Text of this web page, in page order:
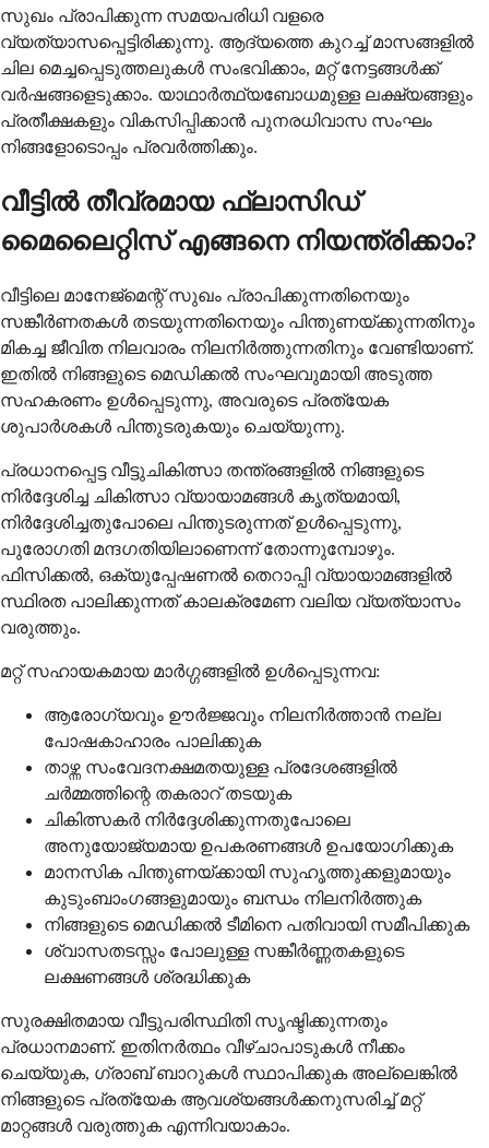
സുഖം പ്രാപിക്കുന്ന സമയപരിധി വളരെ
വ്യത്യാസപ്പെട്ടിരിക്കുന്നു. ആദ്യത്തെ കുറച്ച് മാസങ്ങളിൽ
ചില മെച്ചപ്പെടുത്തലുകൾ സംഭവിക്കാം, മറ്റ് നേട്ടങ്ങൾക്ക്
വർഷങ്ങളെടുക്കാം. യാഥാർത്ഥ്യബോധമുള്ള ലക്ഷ്യങ്ങളും
പ്രതീക്ഷകളും വികസിപ്പിക്കാൻ പുനരധിവാസ സംഘം
നിങ്ങളോടൊപ്പം പ്രവർത്തിക്കും.
വീട്ടിൽ തീവ്രമായ ഫ്ലാസിഡ്
മൈലൈറ്റിസ് എങ്ങനെ നിയന്ത്രിക്കാം?
വീട്ടിലെ മാനേജ്മെന്റ് സുഖം പ്രാപിക്കുന്നതിനെയും
സങ്കീർണതകൾ തടയുന്നതിനെയും പിന്തുണയ്ക്കുന്നതിനും
മികച്ച ജീവിത നിലവാരം നിലനിർത്തുന്നതിനും വേണ്ടിയാണ്.
ഇതിൽ നിങ്ങളുടെ മെഡിക്കൽ സംഘവുമായി അടുത്ത
സഹകരണം ഉൾപ്പെടുന്നു, അവരുടെ പ്രത്യേക
ശുപാർശകൾ പിന്തുടരുകയും ചെയ്യുന്നു.
പ്രധാനപ്പെട്ട വീട്ടുചികിത്സാ തന്ത്രങ്ങളിൽ നിങ്ങളുടെ
നിർദ്ദേശിച്ച ചികിത്സാ വ്യായാമങ്ങൾ കൃത്യമായി,
നിർദ്ദേശിച്ചതുപോലെ പിന്തുടരുന്നത് ഉൾപ്പെടുന്നു,
പുരോഗതി മന്ദഗതിയിലാണെന്ന് തോന്നുമ്പോഴും.
ഫിസിക്കൽ, ഒക്യുപ്പേഷണൽ തെറാപ്പി വ്യായാമങ്ങളിൽ
സ്ഥിരത പാലിക്കുന്നത് കാലക്രമേണ വലിയ വ്യത്യാസം
വരുത്തും.
മറ്റ് സഹായകമായ മാർഗ്ഗങ്ങളിൽ ഉൾപ്പെടുന്നവ:
ആരോഗ്യവും ഊർജ്ജവും നിലനിർത്താൻ നല്ല
പോഷകാഹാരം പാലിക്കുക
താഴ്ന്ന സംവേദനക്ഷമതയുള്ള പ്രദേശങ്ങളിൽ
ചർമ്മത്തിന്റെ തകരാറ് തടയുക
ചികിത്സകർ നിർദ്ദേശിക്കുന്നതുപോലെ
അനുയോജ്യമായ ഉപകരണങ്ങൾ ഉപയോഗിക്കുക
മാനസിക പിന്തുണയ്ക്കായി സുഹൃത്തുക്കളുമായും
കുടുംബാംഗങ്ങളുമായും ബന്ധം നിലനിർത്തുക
നിങ്ങളുടെ മെഡിക്കൽ ടീമിനെ പതിവായി സമീപിക്കുക
ശ്വാസതടസ്സം പോലുള്ള സങ്കീർണ്ണതകളുടെ
ലക്ഷണങ്ങൾ ശ്രദ്ധിക്കുക
സുരക്ഷിതമായ വീട്ടുപരിസ്ഥിതി സൃഷ്ടിക്കുന്നതും
പ്രധാനമാണ്. ഇതിനർത്ഥം വീഴ്ചാപാടുകൾ നീക്കം
ചെയ്യുക, ഗ്രാബ് ബാറുകൾ സ്ഥാപിക്കുക അല്ലെങ്കിൽ
നിങ്ങളുടെ പ്രത്യേക ആവശ്യങ്ങൾക്കനുസരിച്ച് മറ്റ്
മാറ്റങ്ങൾ വരുത്തുക എന്നിവയാകാം.